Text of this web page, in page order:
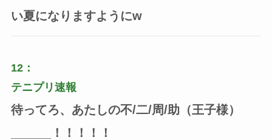
い夏になりますようにw
12：
テニプリ速報
待ってろ、あたしの不/二/周/助（王子様）
______！！！！！